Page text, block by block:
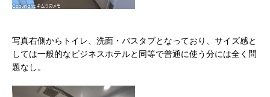
写真右側からトイレ、洗面・バスタブとなっており、サイズ感と
しては一般的なビジネスホテルと同等で普通に使う分には全く問
題なし。